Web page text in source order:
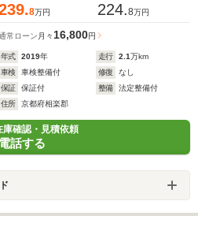
8万円 224.8万円
常ローン 月々16,800円
年式 2019年 走行 2.1万km
車検
車検整備付 修復
なし
保証
保証付 整備
法定整備付
住所
京都府相楽郡
庫確認・見積依頼
電話する